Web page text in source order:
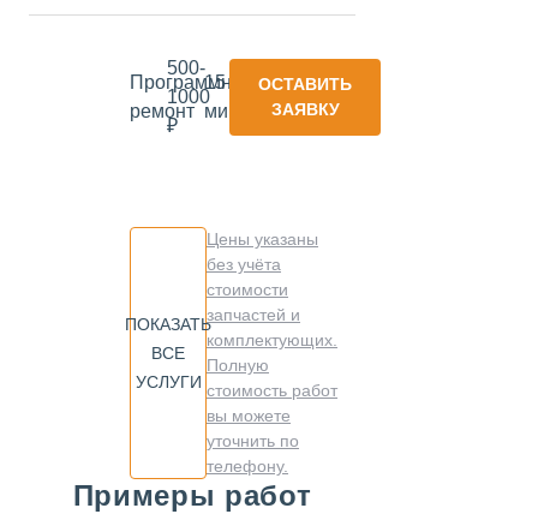
Программный
ремонт
500-
1000
₽
15
минут
ОСТАВИТЬ
ЗАЯВКУ
ПОКАЗАТЬ
ВСЕ
УСЛУГИ
Цены указаны
без учёта
стоимости
запчастей и
комплектующих.
Полную
стоимость работ
вы можете
уточнить по
телефону.
Примеры работ